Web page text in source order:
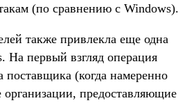
(по сравнению с Windows).
также привлекла еще одна
На первый взгляд операция
поставщика (когда намеренно
организации, предоставляющие